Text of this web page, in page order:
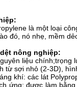
là một loại
đó, nó nhẹ, mềm
nông nghiệp:
liệu
từ sợi nhỏ (2-3D),
khí: các lát
ứng: được làm